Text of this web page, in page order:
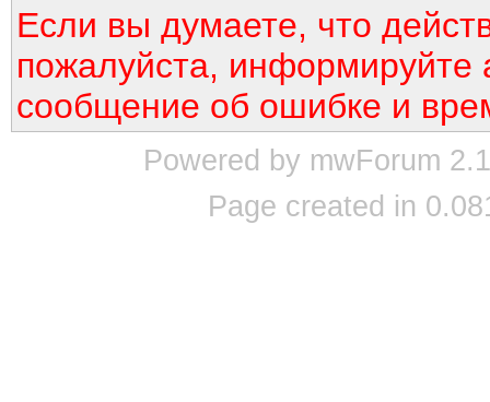
Если вы думаете, что
пожалуйста, информируйте
сообщение об ошибке и
Powered by mwForum
Page created in